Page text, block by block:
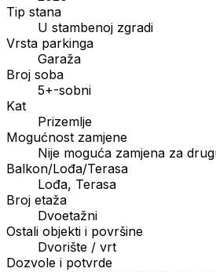
Tip stana
U stambenoj zgradi
Vrsta parkinga
Garaža
Broj soba
5+-sobni
Kat
Prizemlje
Mogućnost zamjene
Nije moguća zamjena za
Balkon/Lođa/Terasa
Lođa, Terasa
Broj etaža
Dvoetažni
Ostali objekti i površine
Dvorište / vrt
Dozvole i potvrde